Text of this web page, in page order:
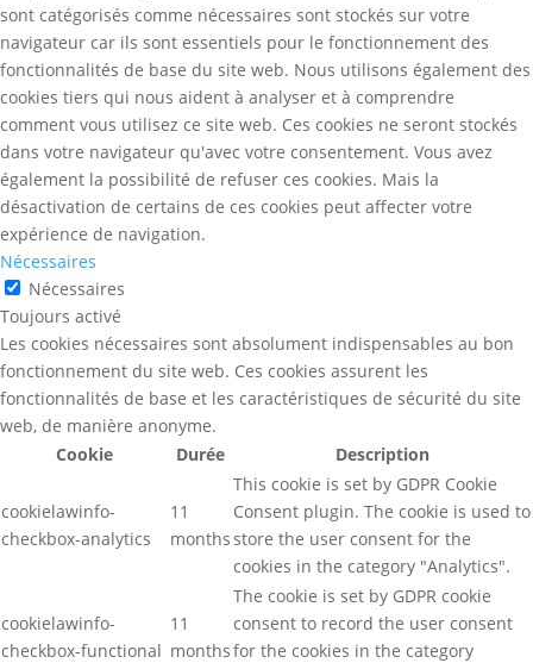
sont catégorisés comme nécessaires sont stockés sur votre
navigateur car ils sont essentiels pour le fonctionnement des
fonctionnalités de base du site web. Nous utilisons également des
cookies tiers qui nous aident à analyser et à comprendre
comment vous utilisez ce site web. Ces cookies ne seront stockés
dans votre navigateur qu'avec votre consentement. Vous avez
également la possibilité de refuser ces cookies. Mais la
désactivation de certains de ces cookies peut affecter votre
expérience de navigation.
Nécessaires
Nécessaires
Toujours activé
Les cookies nécessaires sont absolument indispensables au bon
fonctionnement du site web. Ces cookies assurent les
fonctionnalités de base et les caractéristiques de sécurité du site
web, de manière anonyme.
Cookie
Durée Description
cookielawinfo-
checkbox-analytics
11
months
This cookie is set by GDPR Cookie
Consent plugin. The cookie is used to
store the user consent for the
cookies in the category "Analytics".
cookielawinfo-
checkbox-functional
11
months
The cookie is set by GDPR cookie
consent to record the user consent
for the cookies in the category